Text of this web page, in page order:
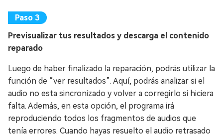
Previsualizar tus resultados y descarga el contenido
reparado
Luego de haber finalizado la reparación, podrás utilizar la
función de “ver resultados”. Aquí, podrás analizar si el
audio no esta sincronizado y volver a corregirlo si hiciera
falta. Además, en esta opción, el programa irá
reproduciendo todos los fragmentos de audios que
tenía errores. Cuando hayas resuelto el audio retrasado